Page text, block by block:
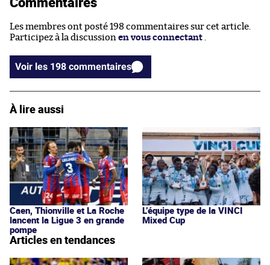
Les membres ont posté 198 commentaires sur cet article.
Participez à la discussion en vous connectant .
Voir les 198 commentaires
À lire aussi
Caen, Thionville et La Roche
lancent la Ligue 3 en grande
pompe
L’équipe type de la VINCI
Mixed Cup
Articles en tendances